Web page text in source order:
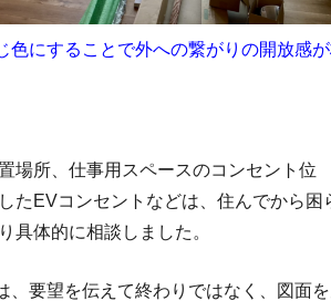
色にすることで外への繋がりの開放感
場所、仕事用スペースのコンセント位
たEVコンセントなどは、住んでから困
具体的に相談しました。
、要望を伝えて終わりではなく、図面